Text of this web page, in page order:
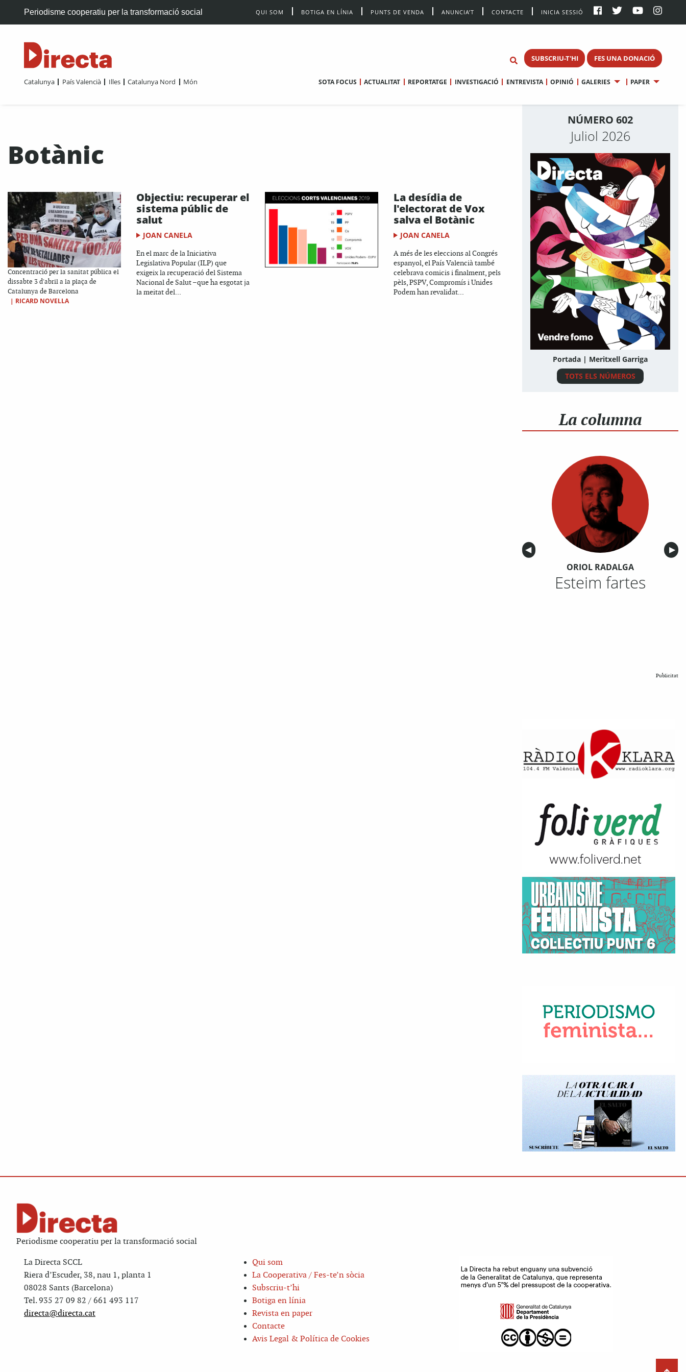
Periodisme cooperatiu per la transformació social QUI SOM BOTIGA EN LÍNIA PUNTS DE VENDA ANUNCIA’T CONTACTE INICIA SESSIÓ
SUBSCRIU-T'HI FES UNA DONACIÓ
Catalunya País Valencià Illes Catalunya Nord Món SOTA FOCUS ACTUALITAT REPORTATGE INVESTIGACIÓ ENTREVISTA OPINIÓ GALERIES PAPER
Botànic
Concentració per la sanitat pública el
dissabte 3 d'abril a la plaça de
Catalunya de Barcelona
| RICARD NOVELLA
Objectiu: recuperar el
sistema públic de
salut
JOAN CANELA
En el marc de la Iniciativa
Legislativa Popular (ILP) que
exigeix la recuperació del Sistema
Nacional de Salut –que ha esgotat ja
la meitat del...
La desídia de
l'electorat de Vox
salva el Botànic
JOAN CANELA
A més de les eleccions al Congrés
espanyol, el País Valencià també
celebrava comicis i finalment, pels
pèls, PSPV, Compromís i Unides
Podem han revalidat...
NÚMERO 602
Juliol 2026
Portada | Meritxell Garriga
TOTS ELS NÚMEROS
La columna
Anterior
◀︎ ▶︎
ORIOL RADALGA
Esteim fartes
Publicitat
Periodisme cooperatiu per la transformació social
La Directa SCCL
Riera d’Escuder, 38, nau 1, planta 1
08028 Sants (Barcelona)
Tel. 935 27 09 82 / 661 493 117
directa@directa.cat
Qui som
La Cooperativa / Fes-te’n sòcia
Subscriu-t’hi
Botiga en línia
Revista en paper
Contacte
Avis Legal & Política de Cookies